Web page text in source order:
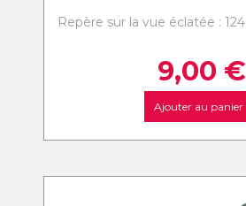
Repère sur la vue éclatée : 124
9,00 €
Ajouter au panier